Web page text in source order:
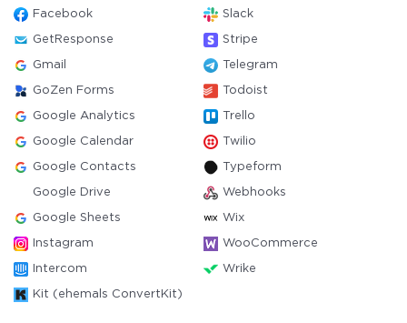
Facebook Slack
GetResponse Stripe
Gmail Telegram
GoZen Forms Todoist
Google Analytics Trello
Google Calendar Twilio
Google Contacts Typeform
Google Drive Webhooks
Google Sheets Wix
Instagram WooCommerce
Intercom Wrike
Kit (ehemals ConvertKit)